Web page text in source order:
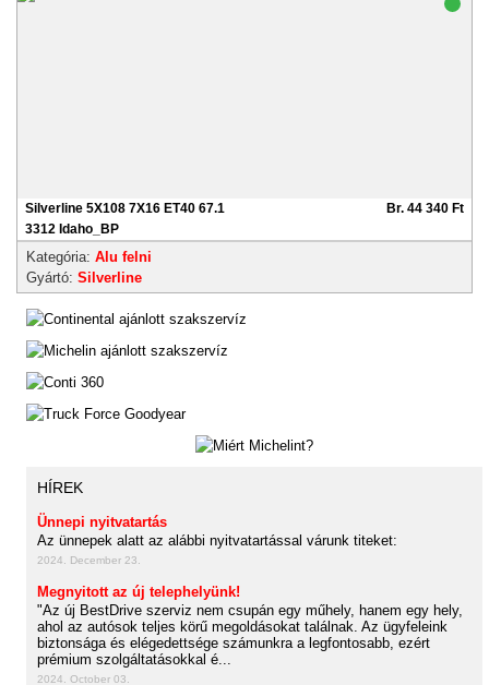
Silverline 5X108 7X16 ET40 67.1
3312 Idaho_BP
Br. 44 340 Ft
Kategória: Alu felni
Gyártó: Silverline
HÍREK
Ünnepi nyitvatartás
Az ünnepek alatt az alábbi nyitvatartással várunk titeket:
2024. December 23.
Megnyitott az új telephelyünk!
"Az új BestDrive szerviz nem csupán egy műhely, hanem egy hely,
ahol az autósok teljes körű megoldásokat találnak. Az ügyfeleink
biztonsága és elégedettsége számunkra a legfontosabb, ezért
prémium szolgáltatásokkal é...
2024. October 03.